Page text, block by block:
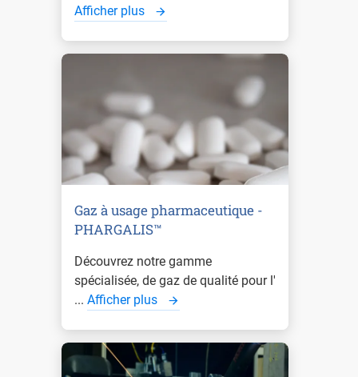
Afficher plus
Gaz à usage pharmaceutique -
PHARGALIS™
Découvrez notre gamme
spécialisée, de gaz de qualité pour l'
... Afficher plus